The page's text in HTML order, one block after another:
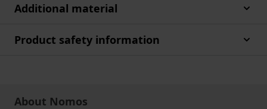
Additional material
Product safety information
About Nomos